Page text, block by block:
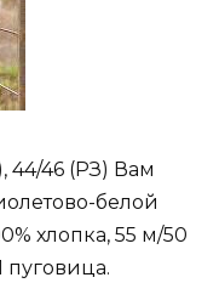
44/46 (РЗ) Вам
белой
хлопка, 55 м/50